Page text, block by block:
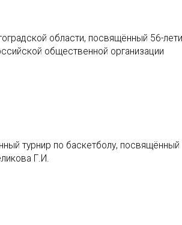
области, посвящённый 56-
общественной организации
турнир по баскетболу, посвящённый
Г.И.